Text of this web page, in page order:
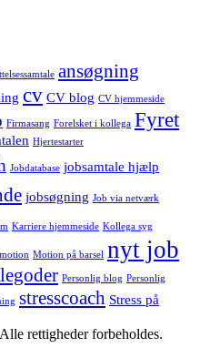
ansøgning
cv CV blog CV hjemmeside
Firmasang Forelsket i kollega Fyret
Hjertestarter
Jobdatabase jobsamtale hjælp
jobsøgning Job via netværk
Karriere hjemmeside Kollega syg
Motion på barsel nyt job
Personlig blog Personlig
stresscoach Stress på
rettigheder forbeholdes.